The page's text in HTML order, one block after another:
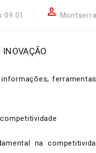
09:01 person
na